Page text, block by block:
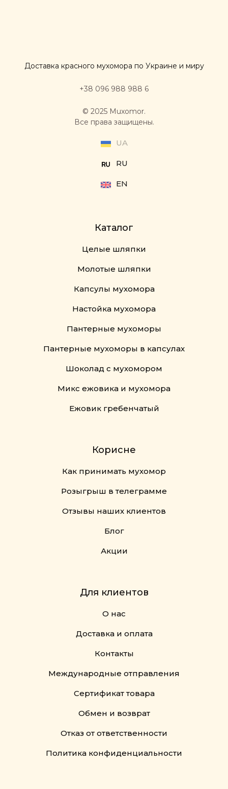
Доставка красного мухомора по Украине и миру
+38 096 988 988 6
© 2025 Muxomor.
Все права защищены.
UA
RU
EN
Каталог
Целые шляпки
Молотые шляпки
Капсулы мухомора
Настойка мухомора
Пантерные мухоморы
Пантерные мухоморы в капсулах
Шоколад с мухомором
Микс ежовика и мухомора
Ежовик гребенчатый
Корисне
Как принимать мухомор
Розыгрыш в телеграмме
Отзывы наших клиентов
Блог
Акции
Для клиентов
О нас
Доставка и оплата
Контакты
Международные отправления
Сертификат товара
Обмен и возврат
Отказ от ответственности
Политика конфиденциальности